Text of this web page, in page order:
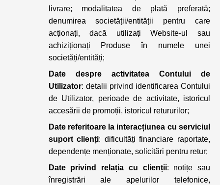
livrare; modalitatea de plată preferată;
denumirea societății/entității pentru care
acționați, dacă utilizați Website-ul sau
achiziționați Produse în numele unei
societăți/entități;
Date despre activitatea Contului de
Utilizator: detalii privind identificarea Contului
de Utilizator, perioade de activitate, istoricul
accesării de promoții, istoricul retururilor;
Date referitoare la interacțiunea cu serviciul
suport clienți: dificultăți financiare raportate,
dependențe menționate, solicitări pentru retur;
Date privind relația cu clienții: notițe sau
înregistrări ale apelurilor telefonice,